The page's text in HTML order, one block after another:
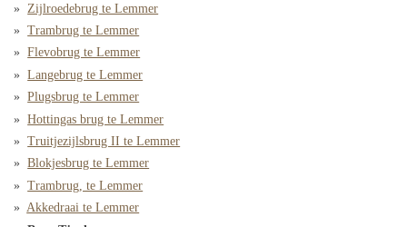
Zijlroedebrug te Lemmer
Trambrug te Lemmer
Flevobrug te Lemmer
Langebrug te Lemmer
Plugsbrug te Lemmer
Hottingas brug te Lemmer
Truitjezijlsbrug II te Lemmer
Blokjesbrug te Lemmer
Trambrug, te Lemmer
Akkedraai te Lemmer